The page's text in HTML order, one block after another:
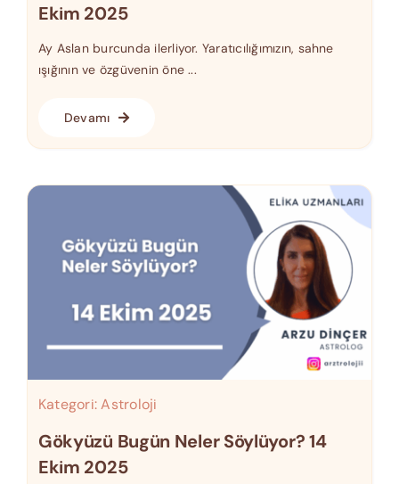
Ekim 2025
Ay Aslan burcunda ilerliyor. Yaratıcılığımızın, sahne
ışığının ve özgüvenin öne ...
Devamı
Kategori:Astroloji
Gökyüzü Bugün Neler Söylüyor? 14
Ekim 2025